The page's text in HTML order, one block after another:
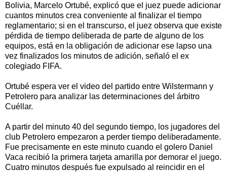
Bolivia, Marcelo Ortubé, explicó que el juez puede adicionar
cuantos minutos crea conveniente al finalizar el tiempo
reglamentario; si en el transcurso, el juez observa que existe
pérdida de tiempo deliberada de parte de alguno de los
equipos, está en la obligación de adicionar ese lapso una
vez finalizados los minutos de adición, señaló el ex
colegiado FIFA.
Ortubé espera ver el video del partido entre Wilstermann y
Petrolero para analizar las determinaciones del árbitro
Cuéllar.
A partir del minuto 40 del segundo tiempo, los jugadores del
club Petrolero empezaron a perder tiempo deliberadamente.
Fue precisamente en este minuto cuando el golero Daniel
Vaca recibió la primera tarjeta amarilla por demorar el juego.
Cuatro minutos después fue expulsado al reincidir en el